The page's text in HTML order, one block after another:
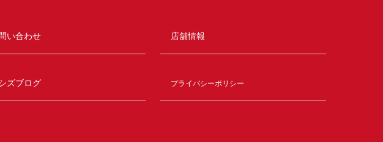
い合わせ 店舗情報
ズブログ プライバシーポリシー